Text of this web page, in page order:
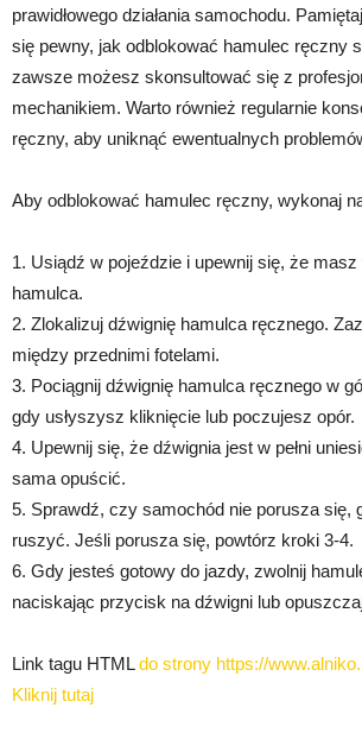
prawidłowego działania samochodu.
się pewny, jak odblokować hamulec ręczny
zawsze możesz skonsultować się z
mechanikiem. Warto również regularnie
ręczny, aby uniknąć ewentualnych
Aby odblokować hamulec ręczny, wykonaj
1. Usiądź w pojeździe i upewnij się, że masz
hamulca.
2. Zlokalizuj dźwignię hamulca ręcznego.
między przednimi fotelami.
3. Pociągnij dźwignię hamulca ręcznego w
gdy usłyszysz kliknięcie lub poczujesz opór.
4. Upewnij się, że dźwignia jest w pełni
sama opuścić.
5. Sprawdź, czy samochód nie porusza się,
ruszyć. Jeśli porusza się, powtórz kroki 3-4.
6. Gdy jesteś gotowy do jazdy, zwolnij
naciskając przycisk na dźwigni lub
Link tagu HTMLdo strony https://
Kliknij tutaj